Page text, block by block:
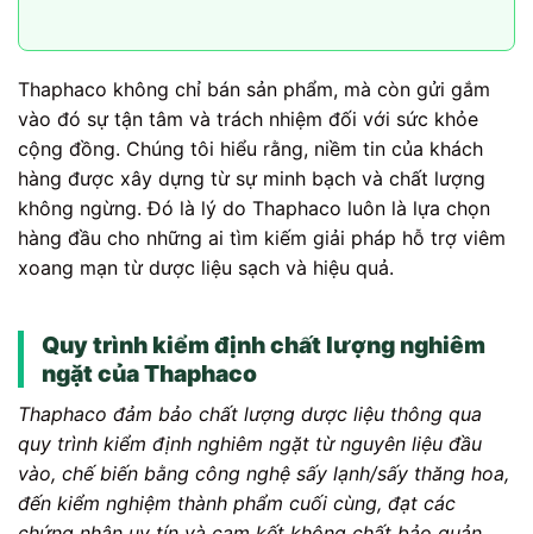
Thaphaco không chỉ bán sản phẩm, mà còn gửi gắm
vào đó sự tận tâm và trách nhiệm đối với sức khỏe
cộng đồng. Chúng tôi hiểu rằng, niềm tin của khách
hàng được xây dựng từ sự minh bạch và chất lượng
không ngừng. Đó là lý do Thaphaco luôn là lựa chọn
hàng đầu cho những ai tìm kiếm giải pháp hỗ trợ viêm
xoang mạn từ dược liệu sạch và hiệu quả.
Quy trình kiểm định chất lượng nghiêm
ngặt của Thaphaco
Thaphaco đảm bảo chất lượng dược liệu thông qua
quy trình kiểm định nghiêm ngặt từ nguyên liệu đầu
vào, chế biến bằng công nghệ sấy lạnh/sấy thăng hoa,
đến kiểm nghiệm thành phẩm cuối cùng, đạt các